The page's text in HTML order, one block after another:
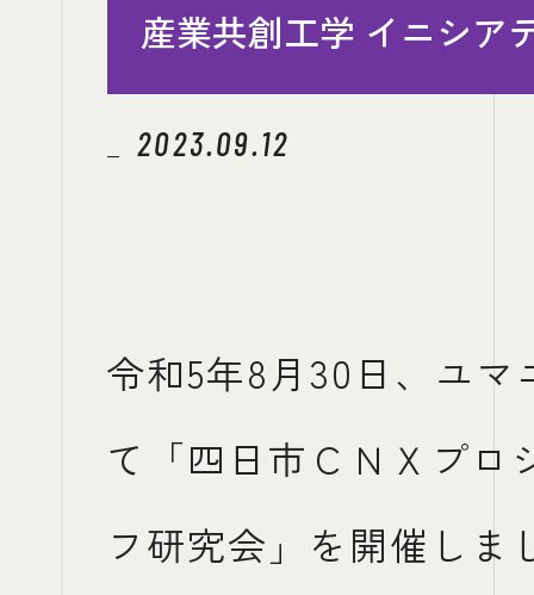
三重 スマートヴィ
プロジェクト部門
三重医療DXプロジ
神事・産業用大麻
三重 スマートヴィ
プロジェクト部門
三重医療DXプロジ
桑名ふるさと納税
産業共創工学 イニシア
2023.09.12
令和5年8月30日、ユ
て「四日市ＣＮＸプロ
フ研究会」を開催しま